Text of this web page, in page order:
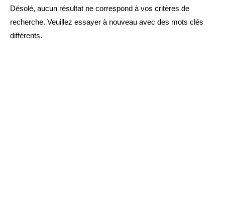
Désolé, aucun résultat ne correspond à vos critères de
recherche. Veuillez essayer à nouveau avec des mots clés
différents.